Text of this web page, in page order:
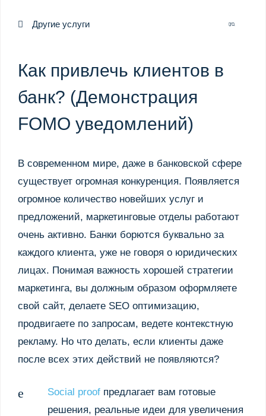
Другие услуги
Как привлечь клиентов в
банк? (Демонстрация
FOMO уведомлений)
В современном мире, даже в банковской сфере
существует огромная конкуренция. Появляется
огромное количество новейших услуг и
предложений, маркетинговые отделы работают
очень активно. Банки борются буквально за
каждого клиента, уже не говоря о юридических
лицах. Понимая важность хорошей стратегии
маркетинга, вы должным образом оформляете
свой сайт, делаете SEO оптимизацию,
продвигаете по запросам, ведете контекстную
рекламу. Но что делать, если клиенты даже
после всех этих действий не появляются?
Social proof предлагает вам готовые
решения, реальные идеи для увеличения